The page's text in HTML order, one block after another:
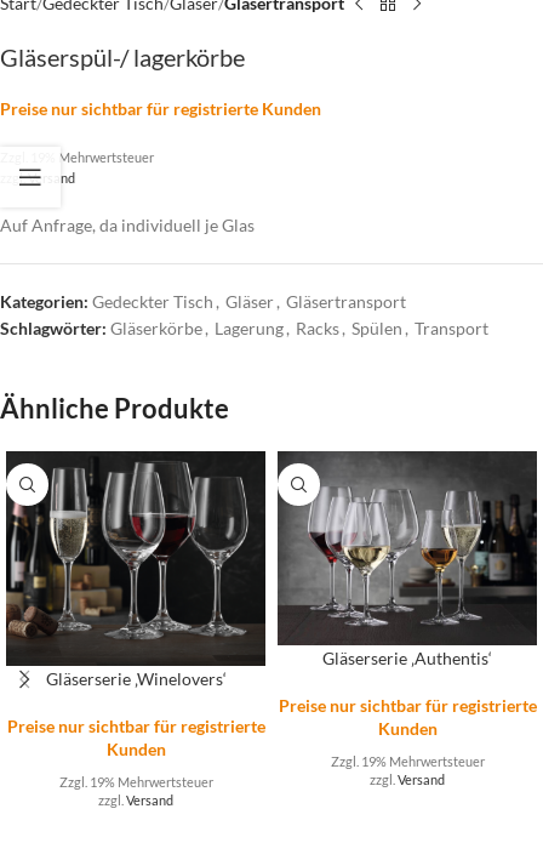
Gläserspül-/ lagerkörbe
Preise nur sichtbar für registrierte Kunden
Zzgl. 19% Mehrwertsteuer
zzgl.Versand
Auf Anfrage, da individuell je Glas
Kategorien: Gedeckter Tisch , Gläser, Gläsertransport
Schlagwörter: Gläserkörbe, Lagerung, Racks, Spülen , Transport
Ähnliche Produkte
Gläserserie ‚Winelovers‘
Preise nur sichtbar für registrierte
Kunden
Zzgl. 19% Mehrwertsteuer
zzgl. Versand
Gläserserie ‚Authentis‘
Preise nur sichtbar für registrierte
Kunden
Zzgl. 19% Mehrwertsteuer
zzgl. Versand